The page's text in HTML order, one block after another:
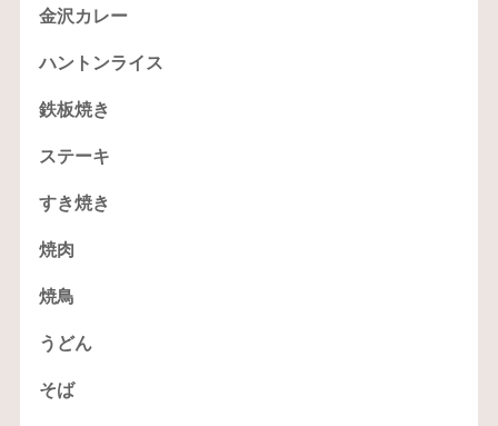
金沢カレー
ハントンライス
鉄板焼き
ステーキ
すき焼き
焼肉
焼鳥
うどん
そば